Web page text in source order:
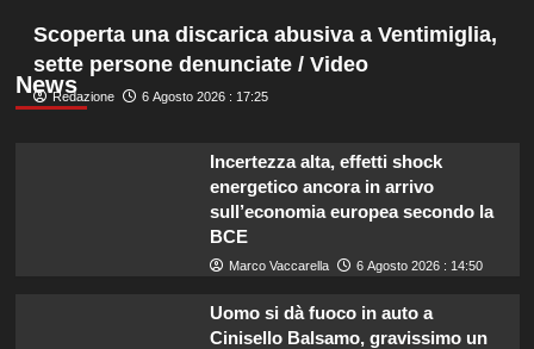
News
Scoperta una discarica abusiva a Ventimiglia,
sette persone denunciate / Video
Redazione 6 Agosto 2026 : 17:25
Incertezza alta, effetti shock
energetico ancora in arrivo
sull’economia europea secondo la
BCE
Marco Vaccarella 6 Agosto 2026 : 14:50
Uomo si dà fuoco in auto a
Cinisello Balsamo, gravissimo un